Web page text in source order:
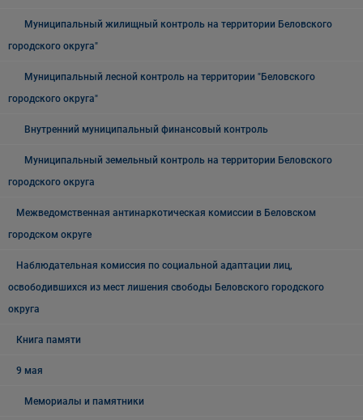
Муниципальный жилищный контроль на территории Беловского
городского округа"
Муниципальный лесной контроль на территории "Беловского
городского округа"
Внутренний муниципальный финансовый контроль
Муниципальный земельный контроль на территории Беловского
городского округа
Межведомственная антинаркотическая комиссии в Беловском
городском округе
Наблюдательная комиссия по социальной адаптации лиц,
освободившихся из мест лишения свободы Беловского городского
округа
Книга памяти
9 мая
Мемориалы и памятники